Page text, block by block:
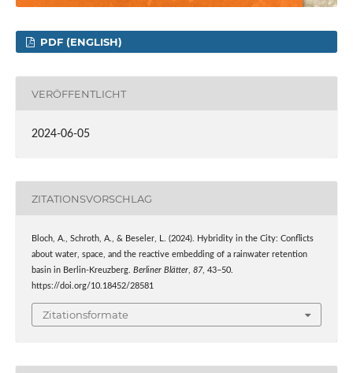
PDF (ENGLISH)
VERÖFFENTLICHT
2024-06-05
ZITATIONSVORSCHLAG
Bloch, A., Schroth, A., & Beseler, L. (2024). Hybridity in the City: Conflicts
about water, space, and the reactive embedding of a rainwater retention
basin in Berlin-Kreuzberg. Berliner Blätter, 87, 43–50.
https://doi.org/10.18452/28581
Zitationsformate